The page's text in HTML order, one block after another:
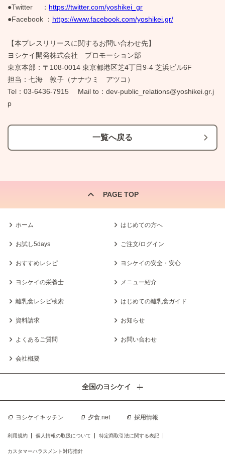
●Twitter ： https://twitter.com/yoshikei_gr
●Facebook ： https://www.facebook.com/yoshikei.gr/
【本プレスリリースに関するお問い合わせ先】
ヨシケイ開発株式会社 プロモーション部
東京本部：〒108-0014 東京都港区芝4丁目9-4 芝浜ビル6F
担当：七海 敦子（ナナウミ アツコ）
Tel：03-6436-7915 Mail to：dev-public_relations@yoshikei.gr.j
p
一覧へ戻る
PAGE TOP
ホーム はじめての方へ
お試し5days ご注文/ログイン
おすすめレシピ ヨシケイの安全・安心
ヨシケイの栄養士 メニュー紹介
離乳食レシピ検索 はじめての離乳食ガイド
資料請求 お知らせ
よくあるご質問 お問い合わせ
会社概要
ヨシケイキッチン 夕食.net 採用情報
全国のヨシケイ
利用規約 個人情報の取扱について 特定商取引法に関する表記
カスタマーハラスメント対応指針